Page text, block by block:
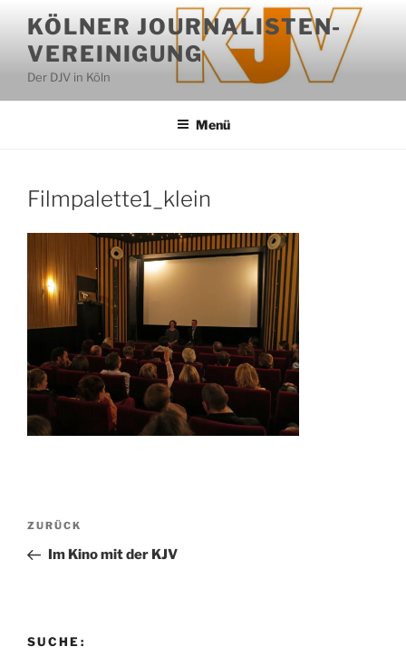
Inhalt
springen
KÖLNER JOURNALISTEN-
VEREINIGUNG
Der DJV in Köln
Menü
Filmpalette1_klein
Beitragsnavigation
Vorheriger
Beitrag
ZURÜCK
Im Kino mit der KJV
SUCHE: